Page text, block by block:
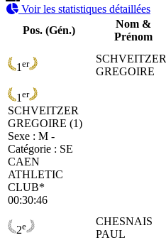
Voir les statistiques détaillées
Pos. (Gén.)
Nom &
Prénom
1 er
SCHVEITZER
GREGOIRE
1 er
SCHVEITZER
GREGOIRE (1)
Sexe : M -
Catégorie : SE
CAEN
ATHLETIC
CLUB*
00:30:46
2e
CHESNAIS
PAUL